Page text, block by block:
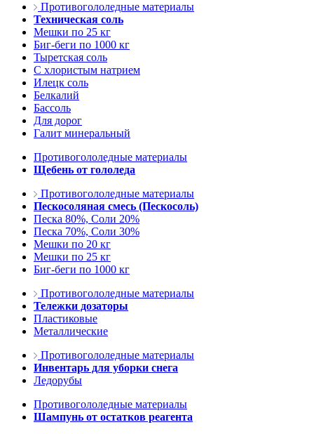
Противогололедные материалы
Техническая соль
Мешки по 25 кг
Биг-беги по 1000 кг
Тыретская соль
С хлористым натрием
Илецк соль
Белкалий
Бассоль
Для дорог
Галит минеральный
Противогололедные материалы
Щебень от гололеда
Противогололедные материалы
Пескосоляная смесь (Пескосоль)
Песка 80%, Соли 20%
Песка 70%, Соли 30%
Мешки по 20 кг
Мешки по 25 кг
Биг-беги по 1000 кг
Противогололедные материалы
Тележки дозаторы
Пластиковые
Металлические
Противогололедные материалы
Инвентарь для уборки снега
Ледорубы
Противогололедные материалы
Шампунь от остатков реагента